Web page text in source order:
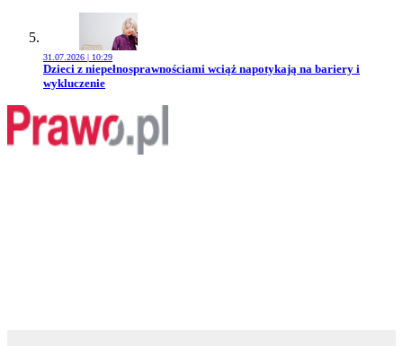
31.07.2026 | 10:29
Przejdź do artykułu:
Dzieci z niepełnosprawnościami wciąż napotykają na bariery i
wykluczenie